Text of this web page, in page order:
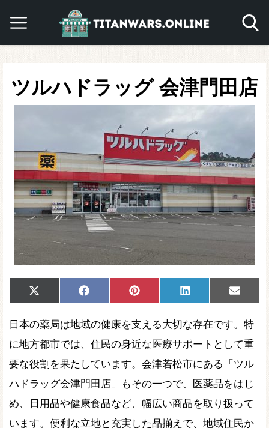
ツルハドラッグ 会津門田店
Share
on
X
(Twitter)
Share
on
Facebook Share
on
Pinterest Share
on
LinkedIn
Share
on
Email
日本の薬局は地域の健康を支える大切な存在です。特
に地方都市では、住民の身近な医療サポートとして重
要な役割を果たしています。会津若松市にある「ツル
ハドラッグ会津門田店」もその一つで、医薬品をはじ
め、日用品や健康食品など、幅広い商品を取り扱って
います。便利な立地と充実した品揃えで、地域住民か